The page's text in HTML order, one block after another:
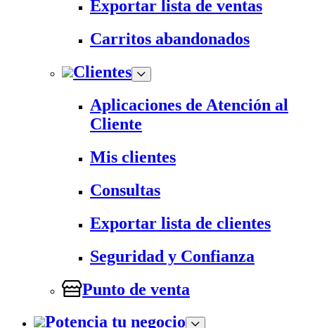
Exportar lista de ventas
Carritos abandonados
Clientes
Aplicaciones de Atención al
Cliente
Mis clientes
Consultas
Exportar lista de clientes
Seguridad y Confianza
Punto de venta
Potencia tu negocio